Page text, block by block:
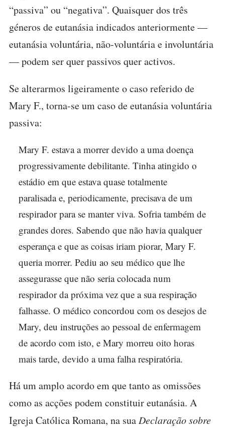
“passiva” ou “negativa”. Quaisquer dos três
géneros de eutanásia indicados anteriormente —
eutanásia voluntária, não-voluntária e involuntária
— podem ser quer passivos quer activos.
Se alterarmos ligeiramente o caso referido de
Mary F., torna-se um caso de eutanásia voluntária
passiva:
Mary F. estava a morrer devido a uma doença
progressivamente debilitante. Tinha atingido o
estádio em que estava quase totalmente
paralisada e, periodicamente, precisava de um
respirador para se manter viva. Sofria também de
grandes dores. Sabendo que não havia qualquer
esperança e que as coisas iriam piorar, Mary F.
queria morrer. Pediu ao seu médico que lhe
assegurasse que não seria colocada num
respirador da próxima vez que a sua respiração
falhasse. O médico concordou com os desejos de
Mary, deu instruções ao pessoal de enfermagem
de acordo com isto, e Mary morreu oito horas
mais tarde, devido a uma falha respiratória.
Há um amplo acordo em que tanto as omissões
como as acções podem constituir eutanásia. A
Igreja Católica Romana, na sua Declaração sobre